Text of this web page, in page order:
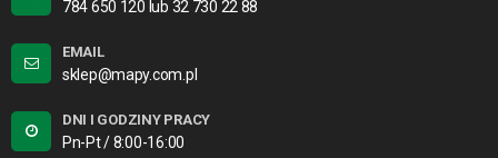
784 650 120 lub 32 730 22 88
EMAIL
sklep@mapy.com.pl
DNI I GODZINY PRACY
Pn-Pt / 8:00-16:00